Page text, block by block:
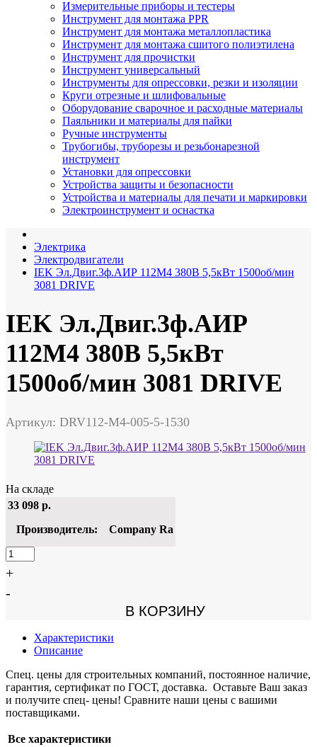
Измерительные приборы и тестеры
Инструмент для монтажа PPR
Инструмент для монтажа металлопластика
Инструмент для монтажа сшитого полиэтилена
Инструмент для прочистки
Инструмент универсальный
Инструменты для опрессовки, резки и изоляции
Круги отрезные и шлифовальные
Оборудование сварочное и расходные материалы
Паяльники и материалы для пайки
Ручные инструменты
Трубогибы, труборезы и резьбонарезной
инструмент
Установки для опрессовки
Устройства защиты и безопасности
Устройства и материалы для печати и маркировки
Электроинструмент и оснастка
Электрика
Электродвигатели
IEK Эл.Двиг.3ф.АИР 112M4 380В 5,5кВт 1500об/мин
3081 DRIVE
IEK Эл.Двиг.3ф.АИР
112M4 380В 5,5кВт
1500об/мин 3081 DRIVE
Артикул: DRV112-M4-005-5-1530
На складе
33 098 р.
Производитель:
Company Ra
+
-
В КОРЗИНУ
Характеристики
Описание
Спец. цены для строительных компаний, постоянное наличие,
гарантия, сертификат по ГОСТ, доставка. Оставьте Ваш заказ
и получите спец- цены! Сравните наши цены с вашими
поставщиками.
Все характеристики